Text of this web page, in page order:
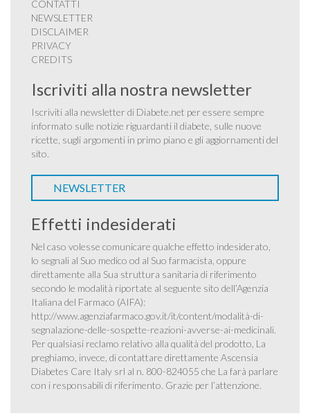
CONTATTI
NEWSLETTER
DISCLAIMER
PRIVACY
CREDITS
Iscriviti alla nostra newsletter
Iscriviti alla newsletter di Diabete.net per essere sempre
informato sulle notizie riguardanti il diabete, sulle nuove
ricette, sugli argomenti in primo piano e gli aggiornamenti del
sito.
NEWSLETTER
Effetti indesiderati
Nel caso volesse comunicare qualche effetto indesiderato,
lo segnali al Suo medico od al Suo farmacista, oppure
direttamente alla Sua struttura sanitaria di riferimento
secondo le modalità riportate al seguente sito dell’Agenzia
Italiana del Farmaco (AIFA):
http://www.agenziafarmaco.gov.it/it/content/modalità-di-
segnalazione-delle-sospette-reazioni-avverse-ai-medicinali.
Per qualsiasi reclamo relativo alla qualità del prodotto, La
preghiamo, invece, di contattare direttamente Ascensia
Diabetes Care Italy srl al n. 800-824055 che La farà parlare
con i responsabili di riferimento. Grazie per l’attenzione.